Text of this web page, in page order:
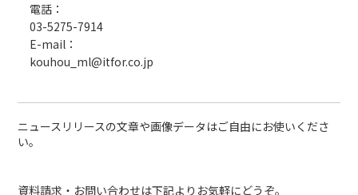
電話：
03-5275-7914
E-mail：
kouhou_ml@itfor.co.jp
ニュースリリースの文章や画像データはご自由にお使いくださ
い。
資料請求・お問い合わせは下記よりお気軽にどうぞ。